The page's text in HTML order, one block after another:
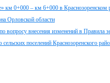
км 0+000 – км 6+000 в Краснозоренском
Орловской области
внесения изменений в Правила
поселений Краснозоренского